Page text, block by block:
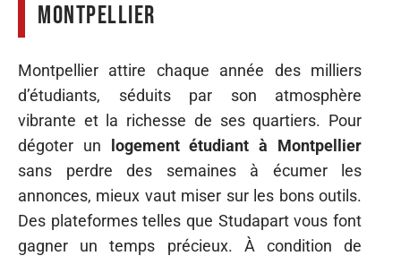
Montpellier
Montpellier attire chaque année des milliers
d’étudiants, séduits par son atmosphère
vibrante et la richesse de ses quartiers. Pour
dégoter un logement étudiant à Montpellier
sans perdre des semaines à écumer les
annonces, mieux vaut miser sur les bons outils.
Des plateformes telles que Studapart vous font
gagner un temps précieux. À condition de